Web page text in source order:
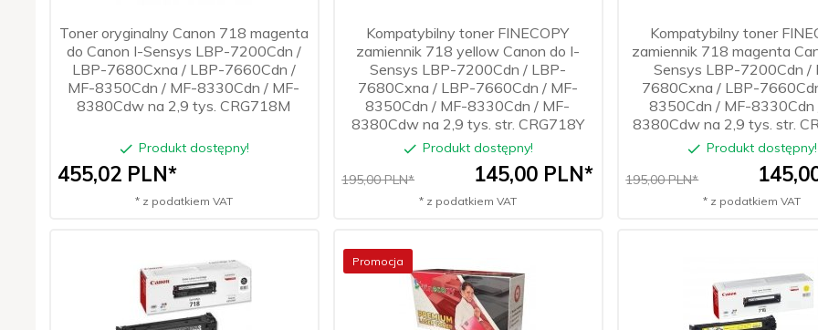
Toner oryginalny Canon 718 magenta
do Canon I-Sensys LBP-7200Cdn /
LBP-7680Cxna / LBP-7660Cdn /
MF-8350Cdn / MF-8330Cdn / MF-
8380Cdw na 2,9 tys. CRG718M
Produkt dostępny!
455,02 PLN*
* z podatkiem VAT
Kompatybilny toner FINECOPY
zamiennik 718 yellow Canon do I-
Sensys LBP-7200Cdn / LBP-
7680Cxna / LBP-7660Cdn / MF-
8350Cdn / MF-8330Cdn / MF-
8380Cdw na 2,9 tys. str. CRG718Y
Produkt dostępny!
195,00 PLN*
145,00 PLN*
* z podatkiem VAT
Kompatybilny toner
zamiennik 718 magenta
Sensys LBP-7200Cdn /
7680Cxna / LBP-
8350Cdn / MF-8330Cdn
8380Cdw na 2,9 tys. str.
Produkt dostępny!
195,00 PLN*
145,
* z podatkiem VAT
Promocja